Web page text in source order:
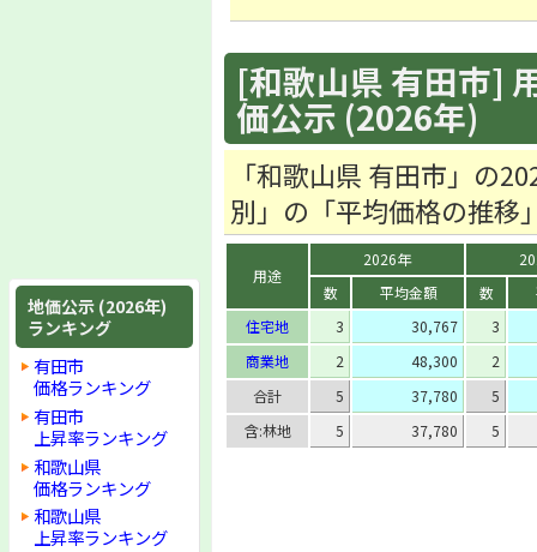
地価公示 (2026年)
ランキング
有田市
価格ランキング
有田市
上昇率ランキング
和歌山県
価格ランキング
和歌山県
上昇率ランキング
[和歌山県 有田市]
価公示 (2026年)
「和歌山県 有田市」の
別」の「平均価格の推移
用途
2026年
数
平均金額 数
住宅地
3 30,767
3
商業地
2 48,300
2
合計
5 37,780
5
含:林地
5 37,780 5